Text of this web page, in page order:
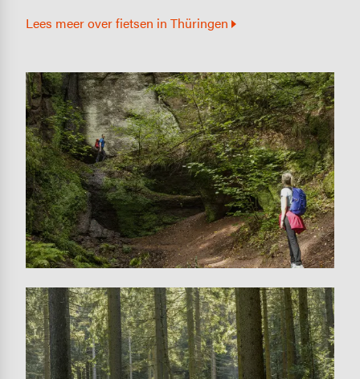
Lees meer over fietsen in Thüringen
Image
Image